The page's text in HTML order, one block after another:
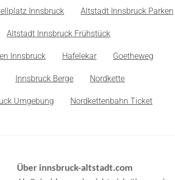
Innsbruck Altstadt Innsbruck Parken
Altstadt Innsbruck Frühstück
Innsbruck Hafelekar Goetheweg
Innsbruck Berge Nordkette
Umgebung Nordkettenbahn Ticket
Über innsbruck-altstadt.com